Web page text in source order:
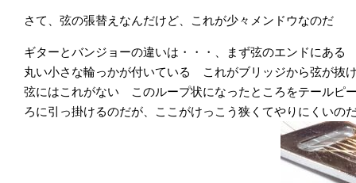
さて、弦の張替えなんだけど、これが少々メンドウなのだ
ギターとバンジョーの違いは・・・、まず弦のエンドにあ
丸い小さな輪っかが付いている これがブリッジから弦が抜
弦にはこれがない このループ状になったところをテールピ
ろに引っ掛けるのだが、ここがけっこう狭くてやりにくいの